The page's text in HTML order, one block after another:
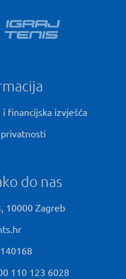
financijska izvješća
do nas
10000 Zagreb
110 123 6028